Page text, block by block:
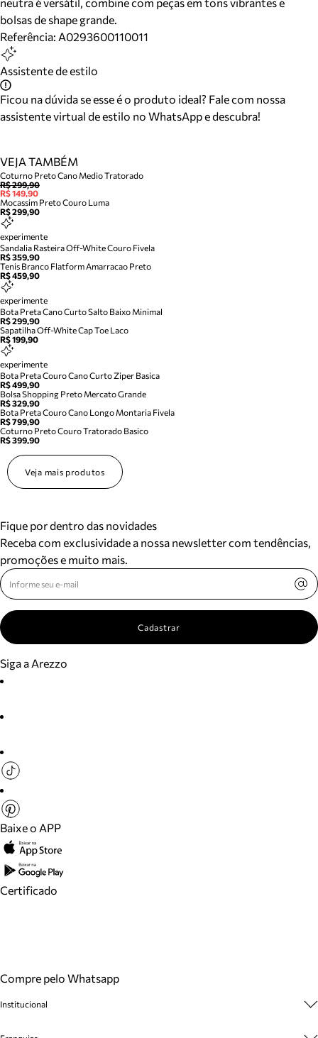
bolsas de shape grande.
Referência: A0293600110011
Assistente de estilo
Ficou na dúvida se esse é o produto ideal? Fale com nossa
assistente virtual de estilo no WhatsApp e descubra!
VEJA TAMBÉM
Coturno Preto Cano Medio Tratorado
R$ 299,90
R$ 149,90
Mocassim Preto Couro Luma
R$ 299,90
experimente
Sandalia Rasteira Off-White Couro Fivela
R$ 359,90
Tenis Branco Flatform Amarracao Preto
R$ 459,90
experimente
Bota Preta Cano Curto Salto Baixo Minimal
R$ 299,90
Sapatilha Off-White Cap Toe Laco
R$ 199,90
experimente
Bota Preta Couro Cano Curto Ziper Basica
R$ 499,90
Bolsa Shopping Preto Mercato Grande
R$ 329,90
Bota Preta Couro Cano Longo Montaria Fivela
R$ 799,90
Coturno Preto Couro Tratorado Basico
R$ 399,90
Veja mais produtos
Fique por dentro das novidades
Receba com exclusividade a nossa newsletter com tendências,
promoções e muito mais.
Cadastrar
Siga a Arezzo
Baixe o APP
Certificado
Compre pelo Whatsapp
Institucional